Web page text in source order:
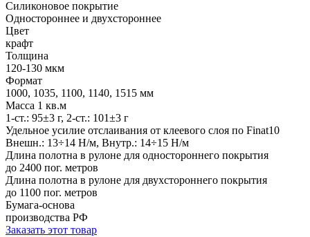
Силиконовое покрытие
Одностороннее и двухстороннее
Цвет
крафт
Толщина
120-130 мкм
Формат
1000, 1035, 1100, 1140, 1515 мм
Масса 1 кв.м
1-ст.: 95±3 г, 2-ст.: 101±3 г
Удельное усилие отслаивания от клеевого слоя по Finat10
Внешн.: 13÷14 Н/м, Внутр.: 14÷15 Н/м
Длина полотна в рулоне для одностороннего покрытия
до 2400 пог. метров
Длина полотна в рулоне для двухстороннего покрытия
до 1100 пог. метров
Бумага-основа
производства РФ
Заказать этот товар